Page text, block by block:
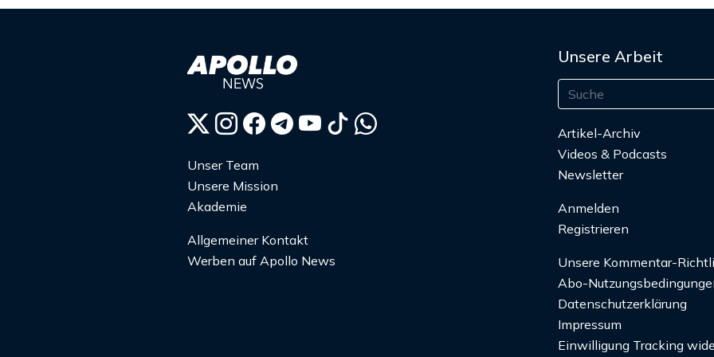
Unser Team
Unsere Mission
Akademie
Allgemeiner Kontakt
Werben auf Apollo News
Unsere Arbeit
Artikel-Archiv
Videos & Podcasts
Newsletter
Anmelden
Registrieren
Unsere Kommentar-
Abo-
Datenschutzerklärung
Impressum
Einwilligung Tracking